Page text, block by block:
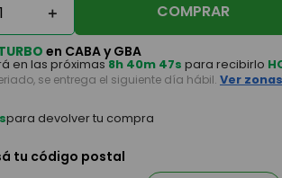
＋ COMPRAR
en CABA y GBA
en las próximas8h 40m 46s para recibirlo
se entrega el siguiente día hábil. Ver zonas
para devolver tu compra
tu código postal